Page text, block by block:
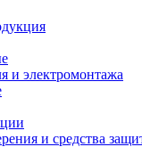
и электромонтажа
и средства